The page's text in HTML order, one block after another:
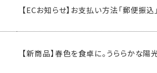
【ECお知らせ】お支払い方法「郵便振
【新商品】春色を食卓に。うららかな陽